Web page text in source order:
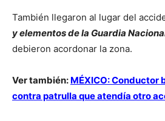
También llegaron al lugar del
y elementos de la Guardia
debieron acordonar la zona.
Ver también: MÉXICO: Conductor
contra patrulla que atendía otro